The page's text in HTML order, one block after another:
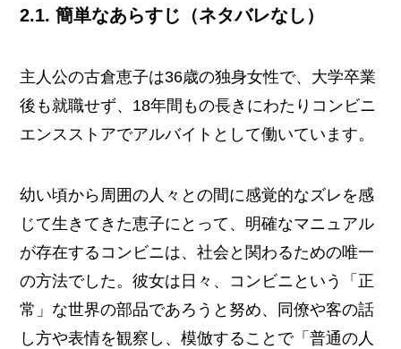
2.1. 簡単なあらすじ（ネタバレなし）
主人公の古倉恵子は36歳の独身女性で、大学卒業
後も就職せず、18年間もの長きにわたりコンビニ
エンスストアでアルバイトとして働いています。
幼い頃から周囲の人々との間に感覚的なズレを感
じて生きてきた恵子にとって、明確なマニュアル
が存在するコンビニは、社会と関わるための唯一
の方法でした。彼女は日々、コンビニという「正
常」な世界の部品であろうと努め、同僚や客の話
し方や表情を観察し、模倣することで「普通の人